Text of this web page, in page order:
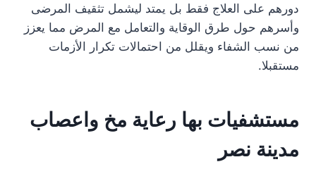
دورهم على العلاج فقط بل يمتد ليشمل تثقيف المرضى
وأسرهم حول طرق الوقاية والتعامل مع المرض مما يعزز
من نسب الشفاء ويقلل من احتمالات تكرار الأزمات
مستقبلا.
مستشفيات بها رعاية مخ واعصاب
مدينة نصر